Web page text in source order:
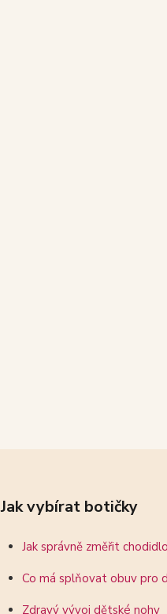
Jak vybírat botičky
Jak správně změřit
Co má splňovat obuv pro
Zdravý vývoj dětské nohy